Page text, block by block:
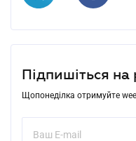
Підпишіться на
Щопонеділка отримуйте